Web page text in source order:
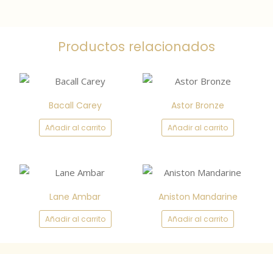
Productos relacionados
Bacall Carey
Añadir al carrito
Astor Bronze
Añadir al carrito
Lane Ambar
Añadir al carrito
Aniston Mandarine
Añadir al carrito